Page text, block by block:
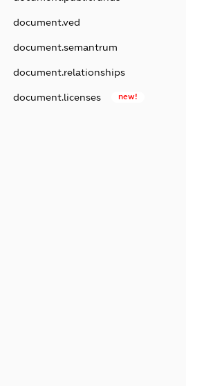
document.ved
document.semantrum
document.relationships
document.licenses new!